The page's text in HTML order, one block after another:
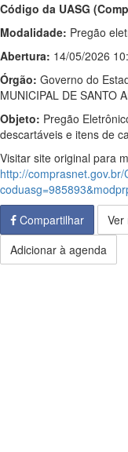
Código da UASG
Modalidade: Pregão
Abertura: 14/05/2026
Órgão: Governo do
MUNICIPAL DE SANTO
Objeto: Pregão
descartáveis e itens de
Visitar site original para
http://
Compartilhar
Ver
Adicionar à agenda